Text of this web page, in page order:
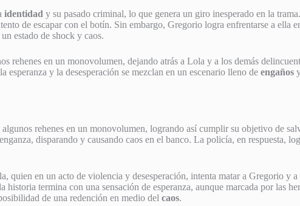
identidad y su pasado criminal, lo que genera un giro inesperado en la
de escapar con el botín. Sin embargo, Gregorio logra enfrentarse a ella
estado de shock y caos.
rehenes en un monovolumen, dejando atrás a Lola y a los demás
y la desesperación se mezclan en un escenario lleno de engaños
rehenes en un monovolumen, logrando así cumplir su objetivo de
disparando y causando caos en el banco. La policía, en respuesta,
quien en un acto de violencia y desesperación, intenta matar a Gregorio y
historia termina con una sensación de esperanza, aunque marcada por las
de una redención en medio del caos.